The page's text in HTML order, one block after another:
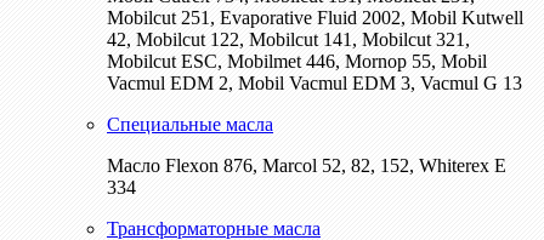
Mobilcut 251, Evaporative Fluid 2002, Mobil Kutwell
42, Mobilcut 122, Mobilcut 141, Mobilcut 321,
Mobilcut ESC, Mobilmet 446, Mornop 55, Mobil
Vacmul EDM 2, Mobil Vacmul EDM 3, Vacmul G 13
Специальные масла
Масло Flexon 876, Marcol 52, 82, 152, Whiterex E
334
Трансформаторные масла